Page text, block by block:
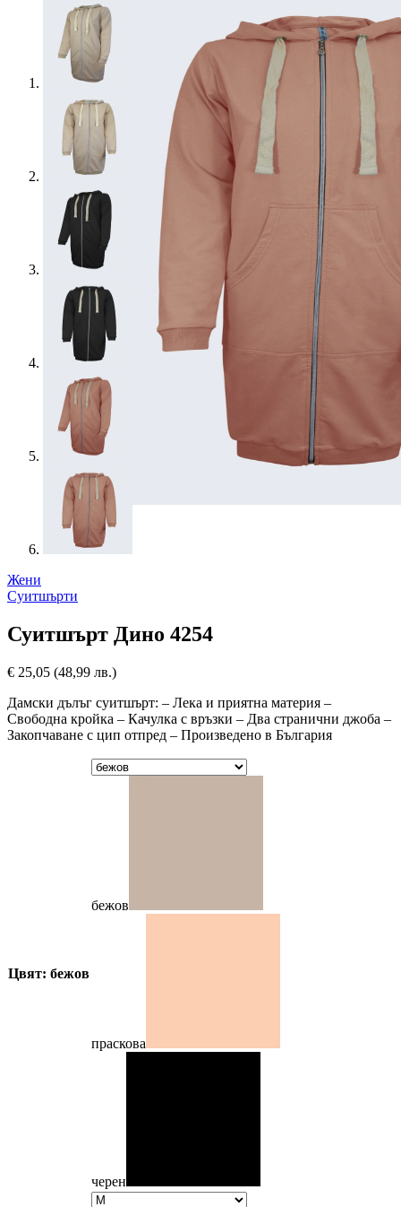
Жени
Суитшърти
Суитшърт Дино 4254
€ 25,05 (48,99 лв.)
Дамски дълъг суитшърт: – Лека и приятна материя –
Свободна кройка – Качулка с връзки – Два странични джоба –
Закопчаване с цип отпред – Произведено в България
Цвят: бежов
бежов
праскова
черен